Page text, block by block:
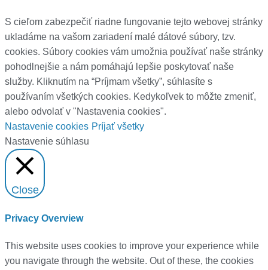
S cieľom zabezpečiť riadne fungovanie tejto webovej stránky
ukladáme na vašom zariadení malé dátové súbory, tzv.
cookies. Súbory cookies vám umožnia používať naše stránky
pohodlnejšie a nám pomáhajú lepšie poskytovať naše
služby. Kliknutím na “Príjmam všetky”, súhlasíte s
používaním všetkých cookies. Kedykoľvek to môžte zmeniť,
alebo odvolať v "Nastavenia cookies".
Nastavenie cookies Príjať všetky
Nastavenie súhlasu
Close
Privacy Overview
This website uses cookies to improve your experience while
you navigate through the website. Out of these, the cookies